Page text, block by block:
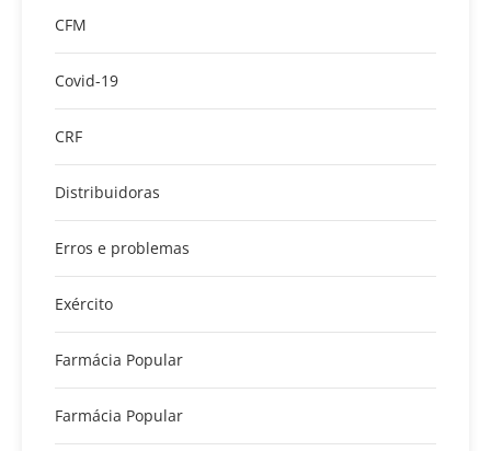
CFM
Covid-19
CRF
Distribuidoras
Erros e problemas
Exército
Farmácia Popular
Farmácia Popular